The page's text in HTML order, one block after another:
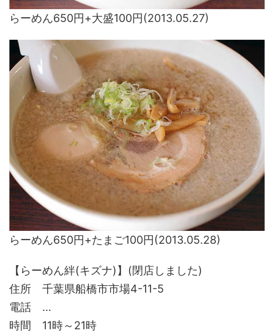
らーめん650円+大盛100円(2013.05.27)
らーめん650円+たまご100円(2013.05.28)
【らーめん絆(キズナ)】(閉店しました)
住所 千葉県船橋市市場4-11-5
電話 …
時間 11時～21時